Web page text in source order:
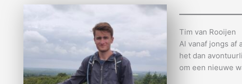
Tim van Rooijen
Al vanaf jongs af
het dan
om een nieuwe